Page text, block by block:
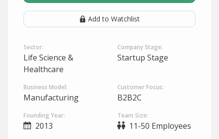
Add to Watchlist
Sector:
Life Science &
Healthcare
Company Stage:
Startup Stage
Business Model:
Manufacturing
Customer Focus:
B2B2C
Founding Year:
2013
Team Size:
11-50 Employees